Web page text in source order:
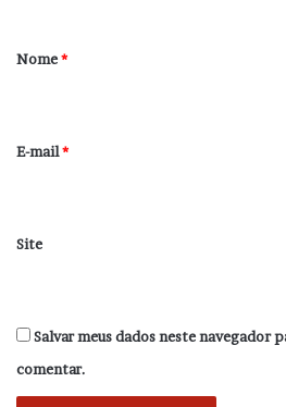
r
*
Nome*
E-mail*
Site
Salvar meus dados neste navegador
comentar.